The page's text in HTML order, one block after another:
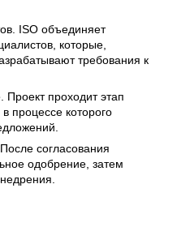
ISO объединяет
которые,
требования к
проходит этап
процессе которого
согласования
одобрение, затем